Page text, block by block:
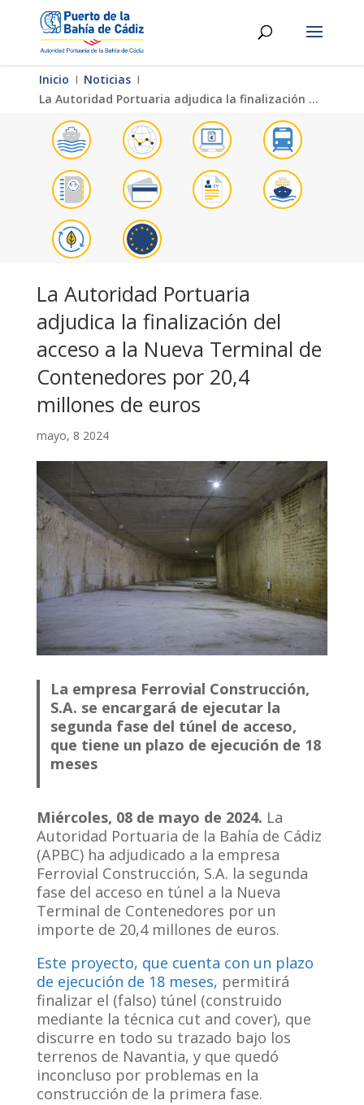
Inicio Ι Noticias Ι
La Autoridad Portuaria adjudica la finalización del acceso a la Nueva Terminal de Contenedores por 20,4 millones de euros
La Autoridad Portuaria
adjudica la finalización del
acceso a la Nueva Terminal de
Contenedores por 20,4
millones de euros
mayo, 8 2024
La empresa Ferrovial Construcción,
S.A. se encargará de ejecutar la
segunda fase del túnel de acceso,
que tiene un plazo de ejecución de 18
meses
Miércoles, 08 de mayo de 2024. La
Autoridad Portuaria de la Bahía de Cádiz
(APBC) ha adjudicado a la empresa
Ferrovial Construcción, S.A. la segunda
fase del acceso en túnel a la Nueva
Terminal de Contenedores por un
importe de 20,4 millones de euros.
Este proyecto, que cuenta con un plazo
de ejecución de 18 meses, permitirá
finalizar el (falso) túnel (construido
mediante la técnica cut and cover), que
discurre en todo su trazado bajo los
terrenos de Navantia, y que quedó
inconcluso por problemas en la
construcción de la primera fase.